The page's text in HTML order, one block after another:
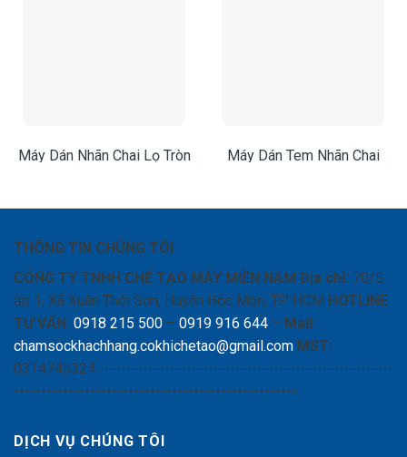
Máy Dán Nhãn Chai Lọ Tròn
Máy Dán Tem Nhãn Chai
THÔNG TIN CHÚNG TÔI
CÔNG TY TNHH CHẾ TẠO MÁY MIỀN NAM Địa chỉ: 70/5
ấp 1, Xã Xuân Thới Sơn, Huyện Hóc Môn, TP HCM HOTLINE
TƯ VẤN: 0918 215 500 – 0919 916 644 – Mail:
chamsockhachhang.cokhichetao@gmail.com MST:
0314745324 ------------------------------------------------------
----------------------------------------------------
DỊCH VỤ CHÚNG TÔI